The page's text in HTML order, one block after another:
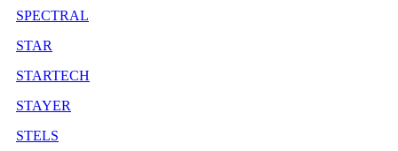
SPECTRAL
STAR
STARTECH
STAYER
STELS